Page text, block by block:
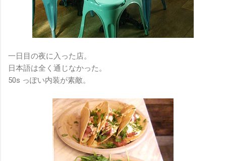
一日目の夜に入った店。
日本語は全く通じなかった。
50s っぽい内装が素敵。